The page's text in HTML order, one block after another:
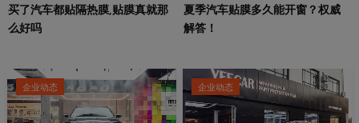
买了汽车都贴隔热膜,贴膜真就那
么好吗
夏季汽车贴膜多久能开窗？权威
解答！
企业动态 企业动态